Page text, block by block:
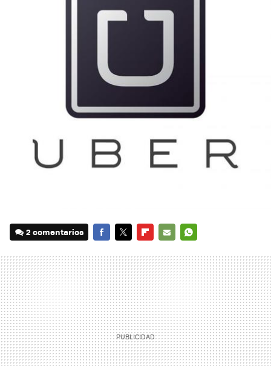
2 comentarios
MAIL